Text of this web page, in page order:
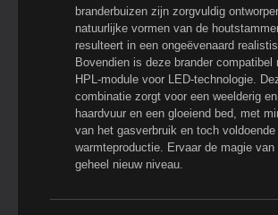
branderbuizen zijn zorgvuldig
natuurlijke vormen van de
resulteert in een ongeëvenaard
Bovendien is deze brander compatibel
HPL-module voor LED-technologie.
combinatie zorgt voor een weelderig
haardvuur en een gloeiend bed, met
van het gasverbruik en toch voldoende
warmteproductie. Ervaar de magie van
geheel nieuw niveau.